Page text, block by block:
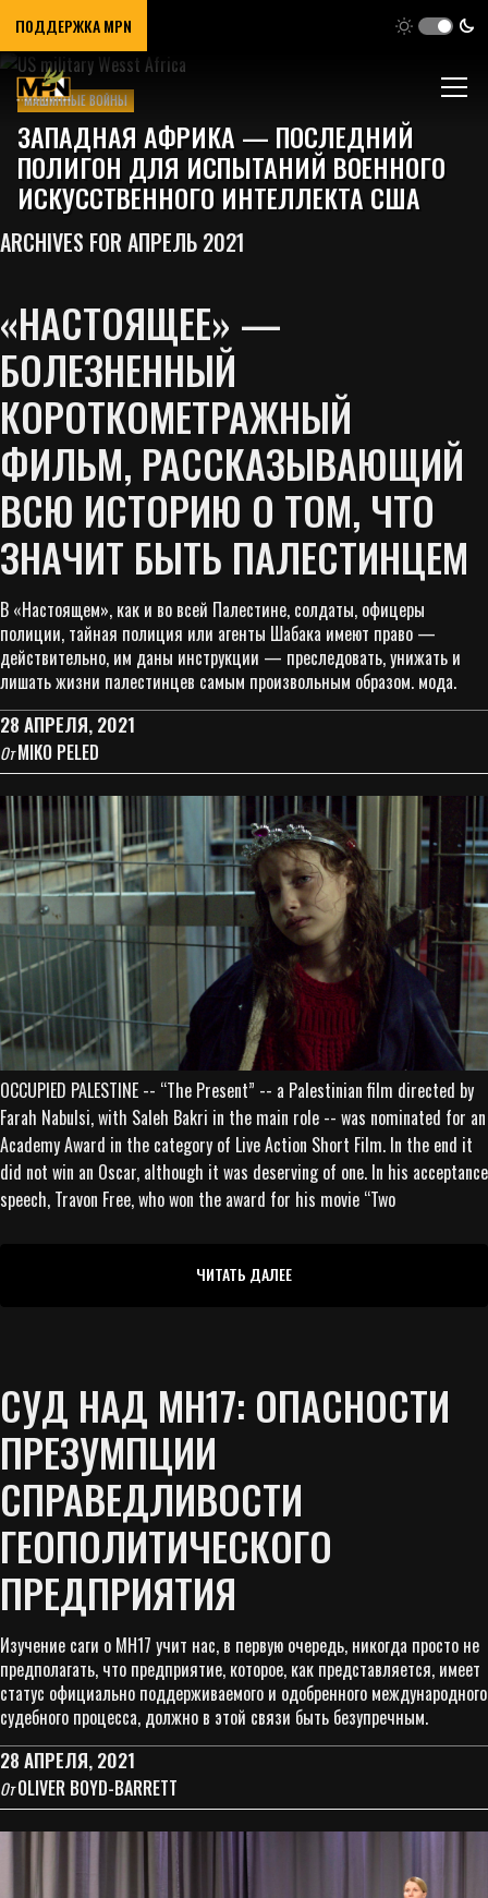
ПОДДЕРЖКА MPN
МАШИННЫЕ ВОЙНЫ
ЗАПАДНАЯ АФРИКА — ПОСЛЕДНИЙ
ПОЛИГОН ДЛЯ ИСПЫТАНИЙ ВОЕННОГО
ИСКУССТВЕННОГО ИНТЕЛЛЕКТА США
ARCHIVES FOR АПРЕЛЬ 2021
«НАСТОЯЩЕЕ» —
БОЛЕЗНЕННЫЙ
КОРОТКОМЕТРАЖНЫЙ
ФИЛЬМ, РАССКАЗЫВАЮЩИЙ
ВСЮ ИСТОРИЮ О ТОМ, ЧТО
ЗНАЧИТ БЫТЬ ПАЛЕСТИНЦЕМ
В «Настоящем», как и во всей Палестине, солдаты, офицеры
полиции, тайная полиция или агенты Шабака имеют право —
действительно, им даны инструкции — преследовать, унижать и
лишать жизни палестинцев самым произвольным образом. мода.
28 АПРЕЛЯ, 2021
ОтMIKO PELED
OCCUPIED PALESTINE -- “The Present” -- a Palestinian film directed by
Farah Nabulsi, with Saleh Bakri in the main role -- was nominated for an
Academy Award in the category of Live Action Short Film. In the end it
did not win an Oscar, although it was deserving of one. In his acceptance
speech, Travon Free, who won the award for his movie “Two
ЧИТАТЬ ДАЛЕЕ
СУД НАД MH17: ОПАСНОСТИ
ПРЕЗУМПЦИИ
СПРАВЕДЛИВОСТИ
ГЕОПОЛИТИЧЕСКОГО
ПРЕДПРИЯТИЯ
Изучение саги о MH17 учит нас, в первую очередь, никогда просто не
предполагать, что предприятие, которое, как представляется, имеет
статус официально поддерживаемого и одобренного международного
судебного процесса, должно в этой связи быть безупречным.
28 АПРЕЛЯ, 2021
ОтOLIVER BOYD-BARRETT